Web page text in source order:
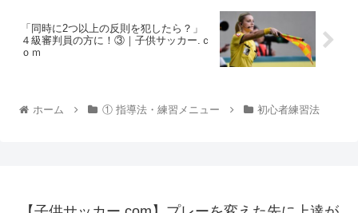
「同時に2つ以上の反則を犯したら？」
４級審判員の方に！③｜子供サッカー.ｃ
ｏｍ
ホーム ① 指導法・練習メニュー 初心者練習法